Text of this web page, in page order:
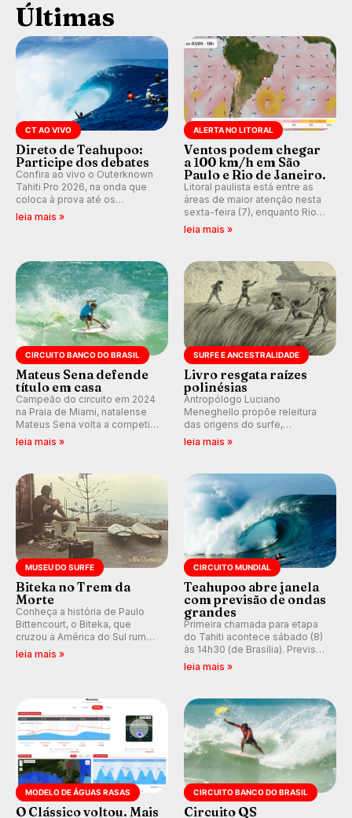
Últimas
CT AO VIVO
Direto de Teahupoo:
Participe dos debates
Confira ao vivo o Outerknown
Tahiti Pro 2026, na onda que
coloca à prova até os
melhores surfistas do mundo.
leia mais »
ALERTA NO LITORAL
Ventos podem chegar
a 100 km/h em São
Paulo e Rio de Janeiro.
Litoral paulista está entre as
áreas de maior atenção nesta
sexta-feira (7), enquanto Rio
de Janeiro também recebe
km/h em Itanhaém.
leia mais »
CIRCUITO BANCO DO BRASIL
Mateus Sena defende
título em casa
Campeão do circuito em 2024
na Praia de Miami, natalense
Mateus Sena volta a competir
em casa em busca de manter a
leia mais »
SURFE E ANCESTRALIDADE
Livro resgata raízes
polinésias
Antropólogo Luciano
Meneghello propõe releitura
das origens do surfe,
resgatando a cultura polinésia
prática em esporte e indústria.
leia mais »
MUSEU DO SURFE
Biteka no Trem da
Morte
Conheça a história de Paulo
Bittencourt, o Biteka, que
cruzou a América do Sul rumo
ao Pacífico em uma jornada
leia mais »
CIRCUITO MUNDIAL
Teahupoo abre janela
com previsão de ondas
grandes
Primeira chamada para etapa
do Tahiti acontece sábado (8)
às 14h30 (de Brasília). Previsão
indica swell consistente.
Kelly Slater convidado.
leia mais »
MODELO DE ÁGUAS RASAS
O Clássico voltou. Mais
CIRCUITO BANCO DO BRASIL
Circuito QS